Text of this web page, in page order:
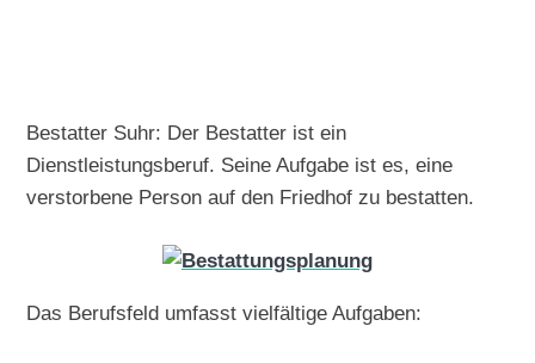
Bestatter Suhr: Der Bestatter ist ein
Dienstleistungsberuf. Seine Aufgabe ist es, eine
verstorbene Person auf den Friedhof zu bestatten.
Das Berufsfeld umfasst vielfältige Aufgaben: